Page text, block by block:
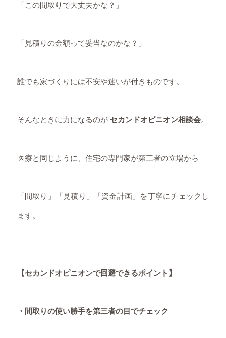
「この間取りで大丈夫かな？」
「見積りの金額って妥当なのかな？」
誰でも家づくりには不安や迷いが付きものです。
そんなときに力になるのが セカンドオピニオン相談会。
医療と同じように、住宅の専門家が第三者の立場から
「間取り」「見積り」「資金計画」を丁寧にチェックし
ます。
【セカンドオピニオンで回避できるポイント】
・間取りの使い勝手を第三者の目でチェック